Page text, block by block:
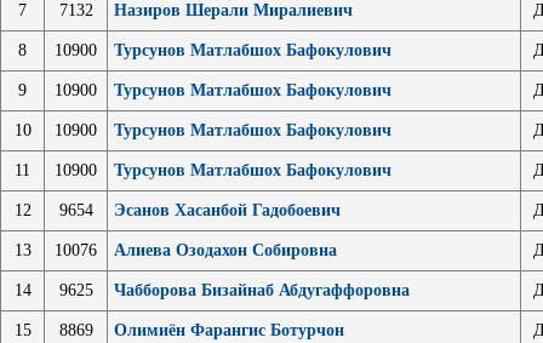
7 7132 Назиров Шерали Миралиевич
8 10900 Турсунов Матлабшох Бафокулович
9 10900 Турсунов Матлабшох Бафокулович
10 10900 Турсунов Матлабшох Бафокулович
11 10900 Турсунов Матлабшох Бафокулович
12 9654 Эсанов Хасанбой Гадобоевич
13 10076 Алиева Озодахон Собировна
14 9625 Чабборова Бизайнаб Абдугаффоровна
15 8869 Олимиён Фарангис Ботурчон